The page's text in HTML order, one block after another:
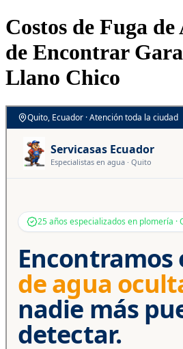
Costos de Fuga
de Encontrar
Llano Chico